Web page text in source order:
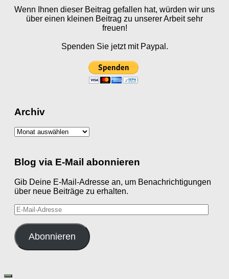
Wenn Ihnen dieser Beitrag gefallen hat, würden wir uns
über einen kleinen Beitrag zu unserer Arbeit sehr
freuen!
Spenden Sie jetzt mit Paypal.
Archiv
Archiv
Blog via E-Mail abonnieren
Gib Deine E-Mail-Adresse an, um Benachrichtigungen
über neue Beiträge zu erhalten.
E-
Mail-
Adresse
Abonnieren